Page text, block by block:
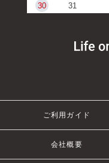
30
31
ご利用ガイド
会社概要